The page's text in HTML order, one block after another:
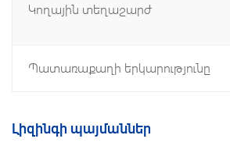
Կողային տեղաշարժ
Պատառաքաղի երկարությունը
Լիզինգի պայմաններ